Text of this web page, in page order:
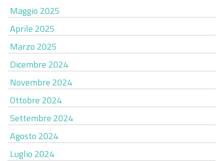
Maggio 2025
Aprile 2025
Marzo 2025
Dicembre 2024
Novembre 2024
Ottobre 2024
Settembre 2024
Agosto 2024
Luglio 2024